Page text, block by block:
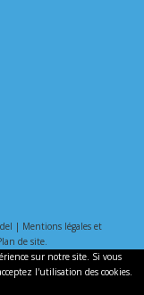
| Mentions légales et
de site.
sur notre site. Si vous
l'utilisation des cookies.